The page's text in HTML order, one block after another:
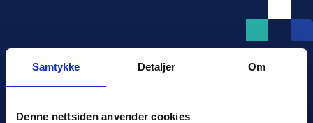
Samtykke Detaljer Om
Denne nettsiden anvender cookies